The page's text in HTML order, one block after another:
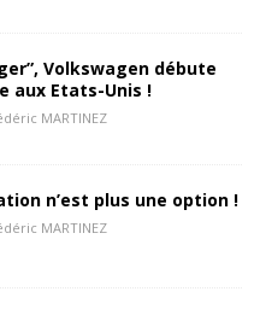
Volkswagen débute
aux Etats-Unis !
MARTINEZ
n’est plus une option !
MARTINEZ